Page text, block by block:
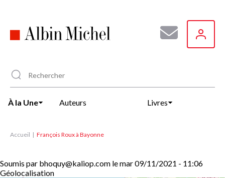
principal
À la Une Auteurs Livres
Accueil François Roux à Bayonne
Soumis par bhoquy@kaliop.com lemar 09/11/2021 - 11:06
Géolocalisation